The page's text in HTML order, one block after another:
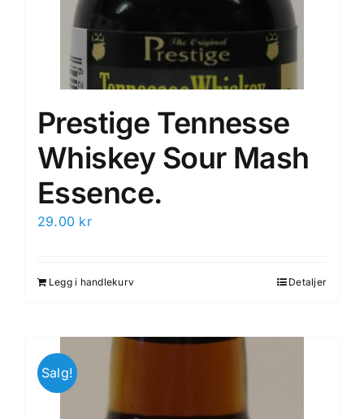
Prestige Tennesse
Whiskey Sour Mash
Essence.
29.00 kr
Legg i handlekurv Detaljer
Salg!